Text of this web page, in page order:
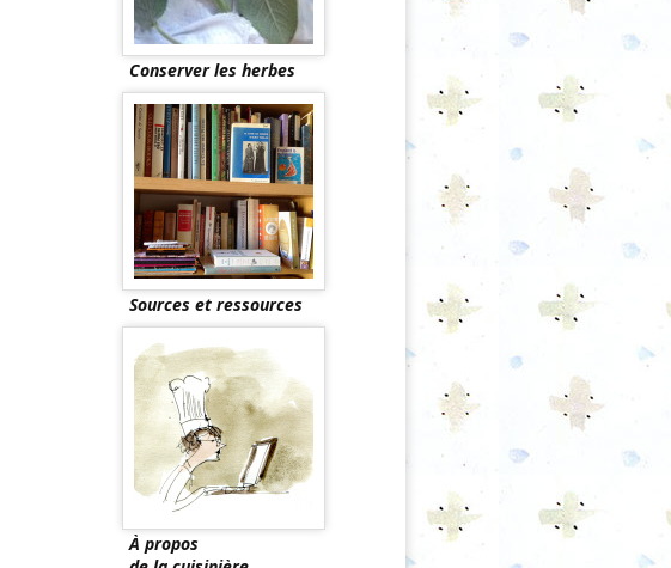
Conserver les herbes
Sources et ressources
À propos